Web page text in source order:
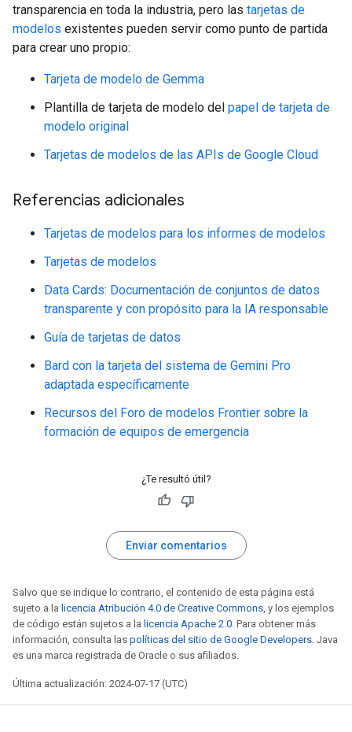
transparencia en toda la industria, pero las tarjetas de
modelos existentes pueden servir como punto de partida
para crear uno propio:
Tarjeta de modelo de Gemma
Plantilla de tarjeta de modelo del papel de tarjeta de
modelo original
Tarjetas de modelos de las APIs de Google Cloud
Referencias adicionales
Tarjetas de modelos para los informes de modelos
Tarjetas de modelos
Data Cards: Documentación de conjuntos de datos
transparente y con propósito para la IA responsable
Guía de tarjetas de datos
Bard con la tarjeta del sistema de Gemini Pro
adaptada específicamente
Recursos del Foro de modelos Frontier sobre la
formación de equipos de emergencia
¿Te resultó útil?
Enviar comentarios
Salvo que se indique lo contrario, el contenido de esta página está
sujeto a la licencia Atribución 4.0 de Creative Commons, y los ejemplos
de código están sujetos a la licencia Apache 2.0. Para obtener más
información, consulta las políticas del sitio de Google Developers. Java
es una marca registrada de Oracle o sus afiliados.
Última actualización: 2024-07-17 (UTC)